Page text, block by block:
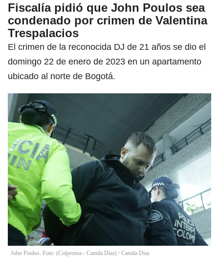
Fiscalía pidió que John Poulos sea
condenado por crimen de Valentina
Trespalacios
El crimen de la reconocida DJ de 21 años se dio el
domingo 22 de enero de 2023 en un apartamento
ubicado al norte de Bogotá.
John Poulos. Foto: (Colprensa - Camila Díaz) / Camila Díaz